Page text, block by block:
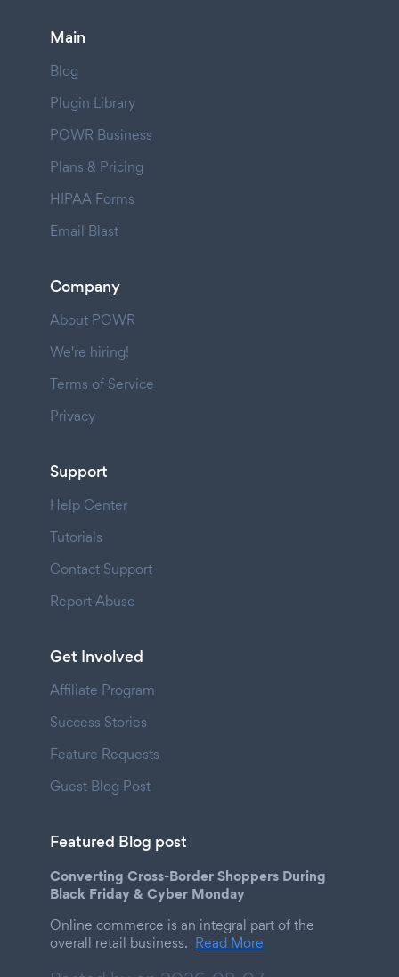
Main
Blog
Plugin Library
POWR Business
Plans & Pricing
HIPAA Forms
Email Blast
Company
About POWR
We're hiring!
Terms of Service
Privacy
Support
Help Center
Tutorials
Contact Support
Report Abuse
Get Involved
Affiliate Program
Success Stories
Feature Requests
Guest Blog Post
Featured Blog post
Converting Cross-Border Shoppers During
Black Friday & Cyber Monday
Online commerce is an integral part of the
overall retail business. Read More